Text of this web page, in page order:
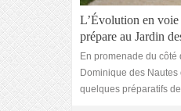
L’Évolution en
prépare au Jardin
En promenade du
Dominique des
quelques préparatifs